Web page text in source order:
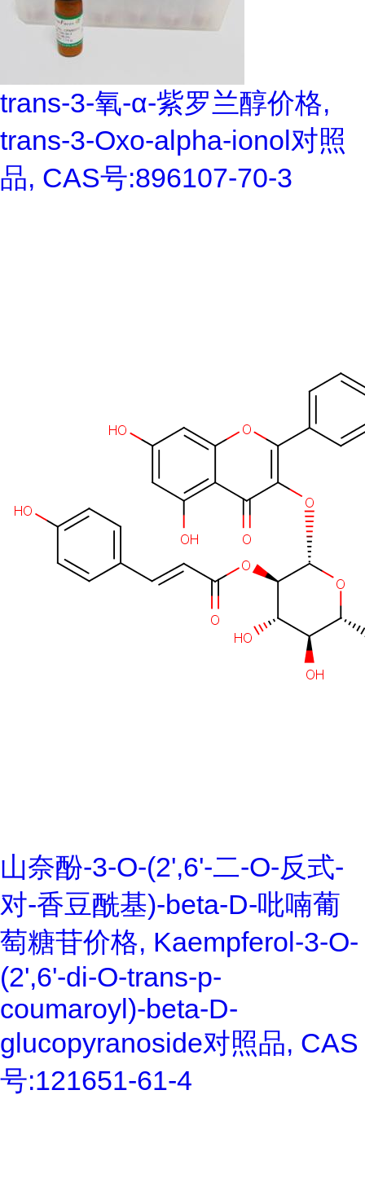
trans-3-氧-α-紫罗兰醇价格,
trans-3-Oxo-alpha-ionol对照
品, CAS号:896107-70-3
山奈酚-3-O-(2',6'-二-O-反式-
对-香豆酰基)-beta-D-吡喃葡
萄糖苷价格, Kaempferol-3-O-
(2',6'-di-O-trans-p-
coumaroyl)-beta-D-
glucopyranoside对照品, CAS
号:121651-61-4